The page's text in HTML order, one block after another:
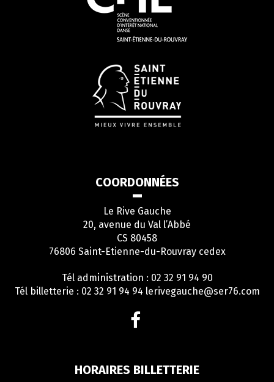
COORDONNÉES
Le Rive Gauche
20, avenue du Val l’Abbé
CS 80458
76806 Saint-Etienne-du-Rouvray cedex
Tél administration : 02 32 91 94 90
Tél billetterie : 02 32 91 94 94 lerivegauche@ser76.com
Facebook
HORAIRES BILLETTERIE